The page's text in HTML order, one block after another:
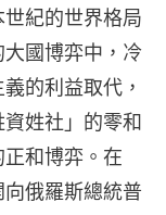
紀的世界格局
國博弈中，冷
的利益取代，
姓社」的零和
和博弈。在
向俄羅斯總統普